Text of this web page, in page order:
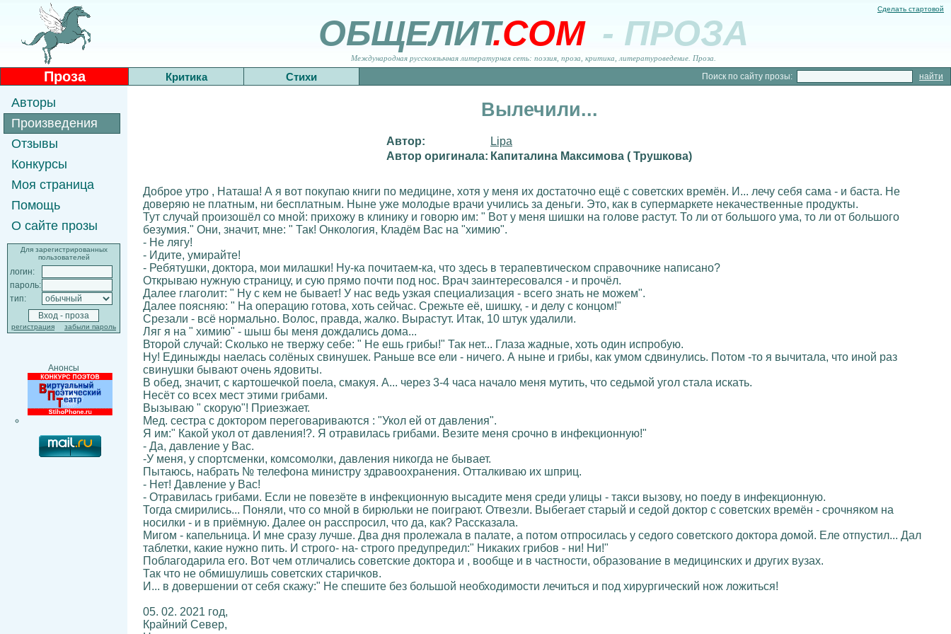
Сделать стартовой
ОБЩЕЛИТ.COM - ПРОЗА
Международная русскоязычная литературная сеть: поэзия, проза, критика, литературоведение. Проза.
Проза Критика Стихи Поиск по сайту прозы:
Авторы
Произведения
Отзывы
Конкурсы
Моя страница
Помощь
О сайте прозы
Для зарегистрированных
пользователей
логин:
пароль:
тип:
регистрация забыли пароль
Анонсы
Вылечили...
Автор:
Lipa
Автор оригинала: Капиталина Максимова ( Трушкова)
Доброе утро , Наташа! А я вот покупаю книги по медицине, хотя у меня их достаточно ещё с советских времён. И... лечу себя сама - и баста. Не
доверяю не платным, ни бесплатным. Ныне уже молодые врачи учились за деньги. Это, как в супермаркете некачественные продукты.
Тут случай произошёл со мной: прихожу в клинику и говорю им: " Вот у меня шишки на голове растут. То ли от большого ума, то ли от большого
безумия." Они, значит, мне: " Так! Онкология, Кладём Вас на "химию".
- Не лягу!
- Идите, умирайте!
- Ребятушки, доктора, мои милашки! Ну-ка почитаем-ка, что здесь в терапевтическом справочнике написано?
Открываю нужную страницу, и сую прямо почти под нос. Врач заинтересовался - и прочёл.
Далее глаголит: " Ну с кем не бывает! У нас ведь узкая специализация - всего знать не можем".
Далее поясняю: " На операцию готова, хоть сейчас. Срежьте её, шишку, - и делу с концом!"
Срезали - всё нормально. Волос, правда, жалко. Вырастут. Итак, 10 штук удалили.
Ляг я на " химию" - шыш бы меня дождались дома...
Второй случай: Сколько не твержу себе: " Не ешь грибы!" Так нет... Глаза жадные, хоть один испробую.
Ну! Единыжды наелась солёных свинушек. Раньше все ели - ничего. А ныне и грибы, как умом сдвинулись. Потом -то я вычитала, что иной раз
свинушки бывают очень ядовиты.
В обед, значит, с картошечкой поела, смакуя. А... через 3-4 часа начало меня мутить, что седьмой угол стала искать.
Несёт со всех мест этими грибами.
Вызываю " скорую"! Приезжает.
Мед. сестра с доктором переговариваются : "Укол ей от давления".
Я им:" Какой укол от давления!?. Я отравилась грибами. Везите меня срочно в инфекционную!"
- Да, давление у Вас.
-У меня, у спортсменки, комсомолки, давления никогда не бывает.
Пытаюсь, набрать № телефона министру здравоохранения. Отталкиваю их шприц.
- Нет! Давление у Вас!
- Отравилась грибами. Если не повезёте в инфекционную высадите меня среди улицы - такси вызову, но поеду в инфекционную.
Тогда смирились... Поняли, что со мной в бирюльки не поиграют. Отвезли. Выбегает старый и седой доктор с советских времён - срочняком на
носилки - и в приёмную. Далее он расспросил, что да, как? Рассказала.
Мигом - капельница. И мне сразу лучше. Два дня пролежала в палате, а потом отпросилась у седого советского доктора домой. Еле отпустил... Дал
таблетки, какие нужно пить. И строго- на- строго предупредил:" Никаких грибов - ни! Ни!"
Поблагодарила его. Вот чем отличались советские доктора и , вообще и в частности, образование в медицинских и других вузах.
Так что не обмишулишь советских старичков.
И... в довершении от себя скажу:" Не спешите без большой необходимости лечиться и под хирургический нож ложиться!
05. 02. 2021 год,
Крайний Север,